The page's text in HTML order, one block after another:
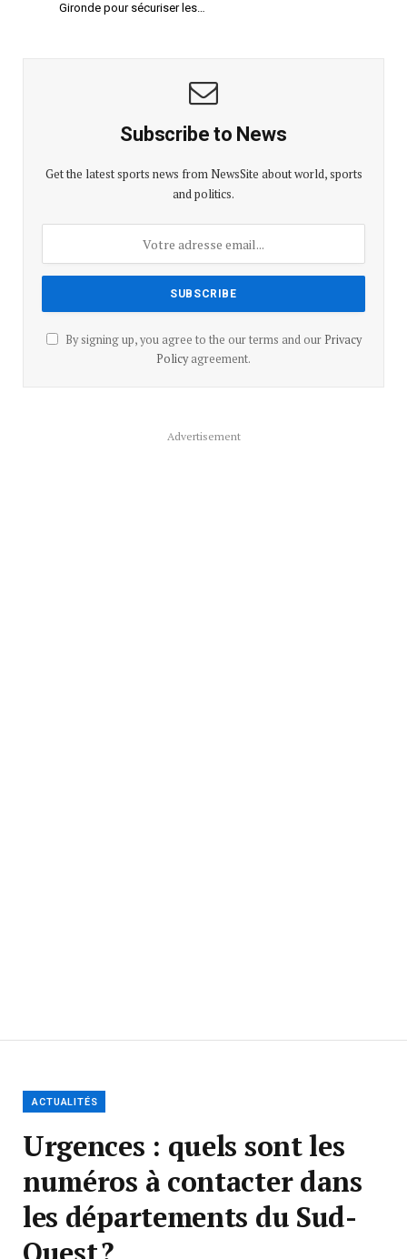
Gironde pour sécuriser les…
Subscribe to News
Get the latest sports news from NewsSite about world, sports
and politics.
By signing up, you agree to the our terms and our Privacy
Policyagreement.
Advertisement
ne répondent pas ?
Des numéros d’urgence provisoires ont été mis
en place dans les départements du Sud-ouest
dont les services sont impactés par la panne de